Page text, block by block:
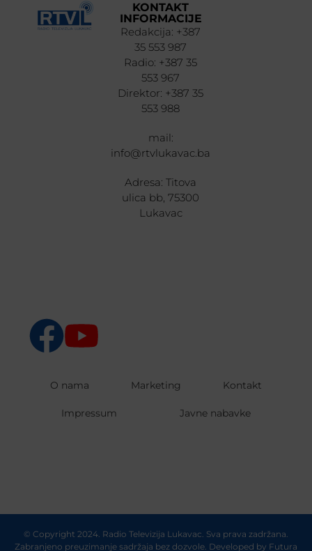
KONTAKT
INFORMACIJE
Redakcija: +387
35 553 987
Radio: +387 35
553 967
Direktor: +387 35
553 988
mail:
info@rtvlukavac.ba
Adresa: Titova
ulica bb, 75300
Lukavac
O nama Marketing Kontakt
Impressum Javne nabavke
© Copyright 2024. Radio Televizija Lukavac. Sva prava zadržana.
Zabranjeno preuzimanje sadržaja bez dozvole. Developed by Futura